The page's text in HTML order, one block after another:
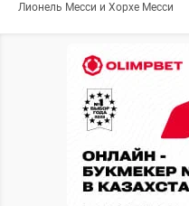
Лионель Месси и Хорхе Месси